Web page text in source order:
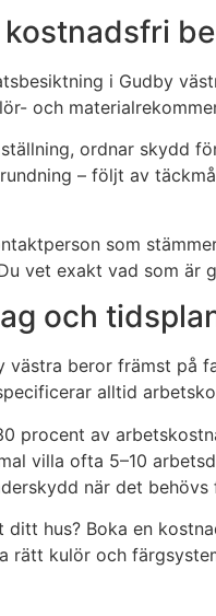
kostnadsfri
i Gudby
och
ordnar skydd
– följt av
som
vet exakt vad som är
och
västra beror främst på
alltid
procent av
villa ofta 5–10
när det
hus? Boka en
rätt kulör och